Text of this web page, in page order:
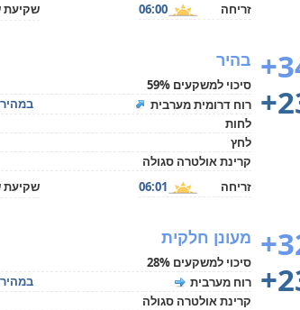
זריחה
06:00
בהיר
סיכוי למשקעים 59%
רוח דרומית מערבית
לחות
לחץ
קרינת אולטרה סגולה
זריחה
06:01
מעונן חלקית
סיכוי למשקעים 28%
רוח מערבית
קרינת אולטרה סגולה